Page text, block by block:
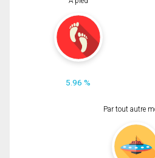
5.96 %
Par tout autre